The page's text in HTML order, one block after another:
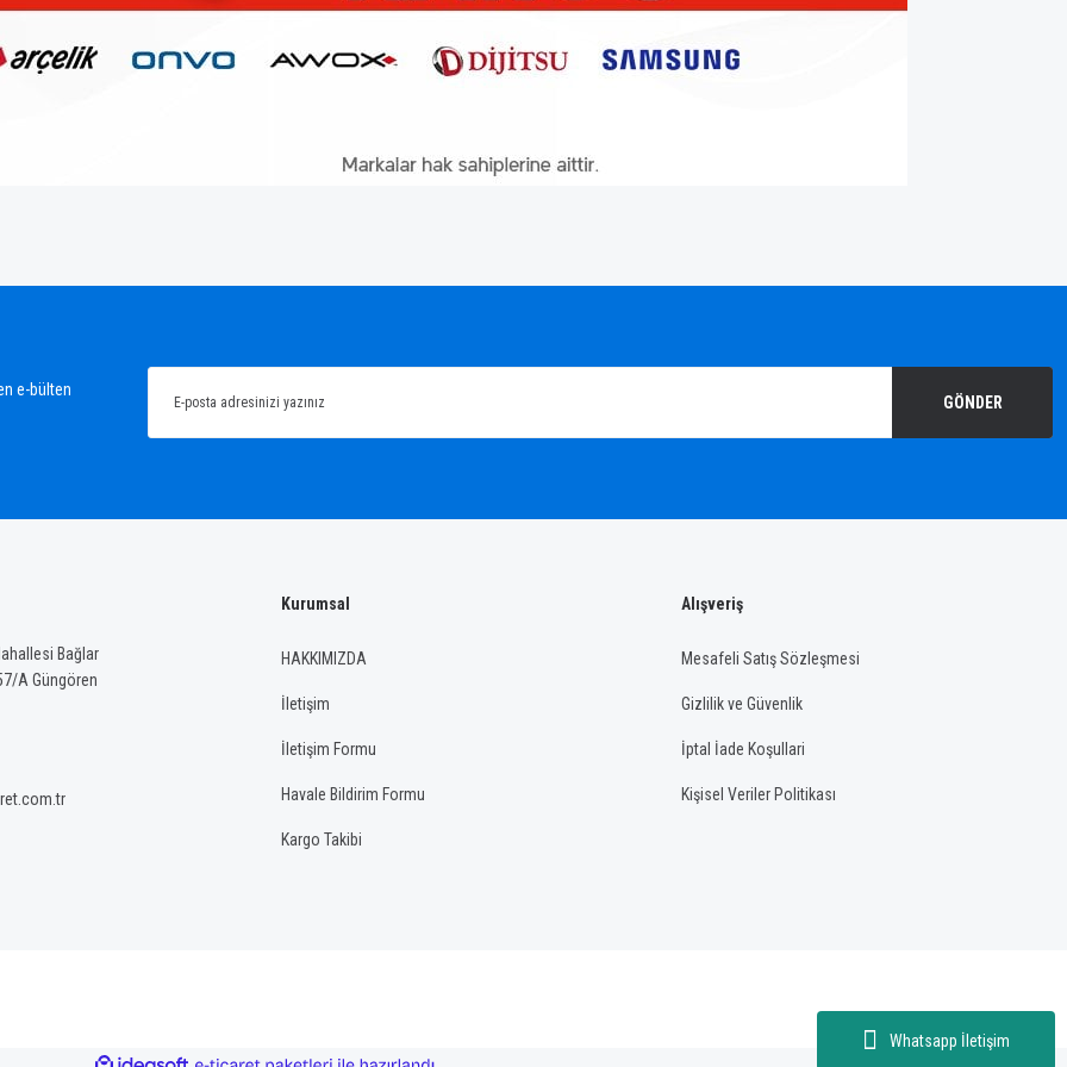
Whatsapp İletişim
Bu ürüne ilk yorumu siz yapın!
e-bülten
GÖNDER
Bağlar
A Güngören
Kurumsal
HAKKIMIZDA
İletişim
İletişim Formu
Havale Bildirim Formu
Kargo Takibi
Alışveriş
Mesafeli Satış Sözleşmesi
Gizlilik ve Güvenlik
İptal İade Koşullari
Kişisel Veriler Politikası